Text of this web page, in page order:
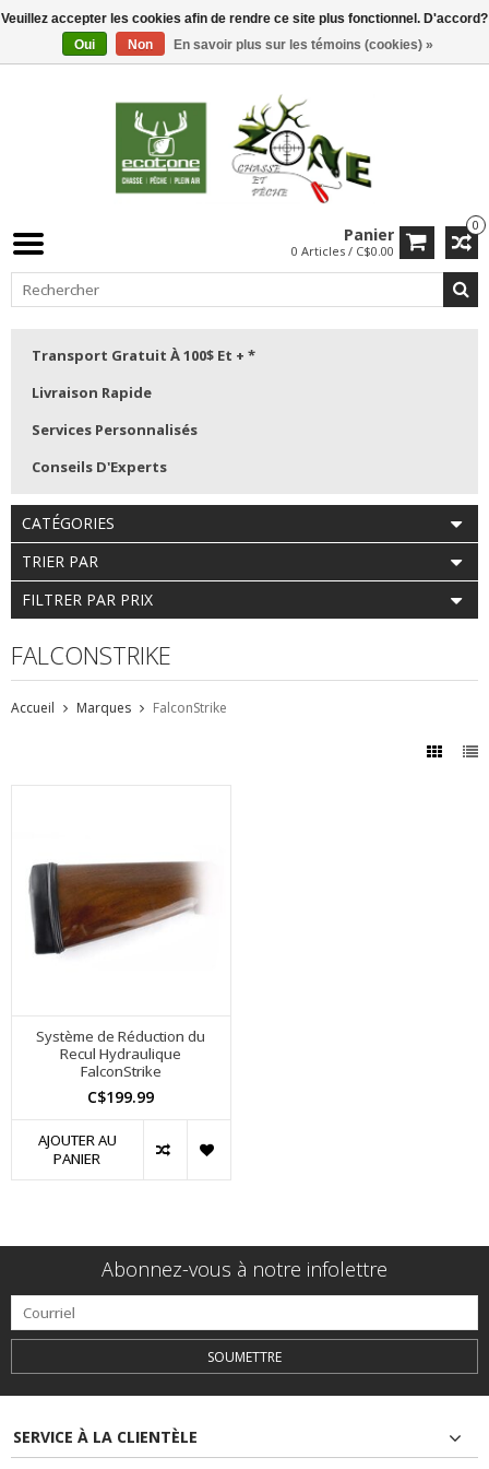
0
Panier
0 Articles / C$0.00
Transport Gratuit À 100$ Et + *
Livraison Rapide
Services Personnalisés
Conseils D'Experts
CATÉGORIES
TRIER PAR
FILTRER PAR PRIX
FALCONSTRIKE
Accueil Marques FalconStrike
Système de Réduction du
Recul Hydraulique
FalconStrike
C$199.99
AJOUTER AU
PANIER
Abonnez-vous à notre infolettre
SOUMETTRE
SERVICE À LA CLIENTÈLE
Veuillez accepter les cookies afin de rendre ce site plus fonctionnel. D'accord?
Oui
Non En savoir plus sur les témoins (cookies) »